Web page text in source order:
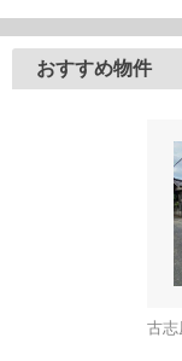
おすすめ物件